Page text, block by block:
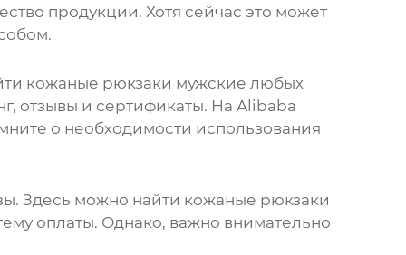
продукции. Хотя сейчас это может
кожаные рюкзаки мужские любых
отзывы и сертификаты. На Alibaba
о необходимости использования
Здесь можно найти кожаные рюкзаки
оплаты. Однако, важно внимательно